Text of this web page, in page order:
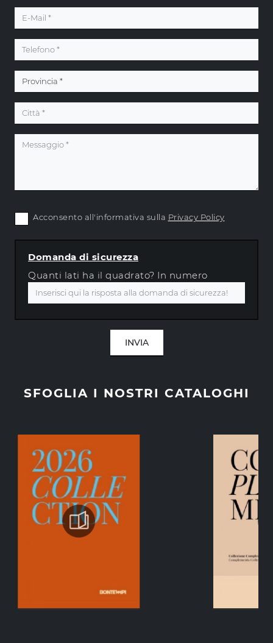
SFOGLIA I NOSTRI CATALOGHI
Acconsento all'informativa sulla Privacy Policy
Domanda di sicurezza
Quanti lati ha il quadrato? In numero
INVIA